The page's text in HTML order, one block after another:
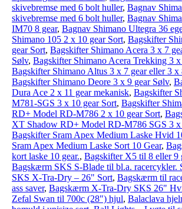
skivebremse med 6 bolt huller, Bagnav
skivebremse med 6 bolt huller, Bagnav
IM70 8 gear, Bagnav Shimano Ultegra 36
Shimano 105 2 x 10 gear Sort, Bagskifter
gear Sort, Bagskifter Shimano Acera 3 x 7
Sølv, Bagskifter Shimano Acera Trekking 3
Bagskifter Shimano Altus 3 x 7 gear eller 3 x
Bagskifter Shimano Deore 3 x 9 gear Sølv,
Dura Ace 2 x 11 gear mekanisk, Bagskifter
M781-SGS 3 x 10 gear Sort, Bagskifter
RD+ Model RD-M786 2 x 10 gear Sort,
XT Shadow RD+ Model RD-M786 SGS 3 x
Bagskifter Sram Apex Medium Laske Hvid
Sram Apex Medium Laske Sort 10 Gear,
kort laske 10 gear., Bagskifter X5 til 8 eller 9
Bagskærm SKS S-Blade til bl.a. racercykler.
SKS X-Tra-Dry – 26" Sort, Bagskærm til
ass saver, Bagskærm X-Tra-Dry SKS 26"
Zefal Swan til 700c (28") hjul, Balaclava